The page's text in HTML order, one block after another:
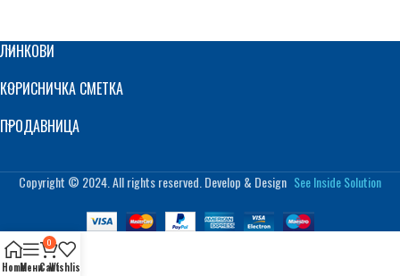
ЛИНКОВИ
КОРИСНИЧКА СМЕТКА
ПРОДАВНИЦА
Copyright © 2024. All rights reserved. Develop & Design See Inside Solution
HomeМени
0
CartWishlist